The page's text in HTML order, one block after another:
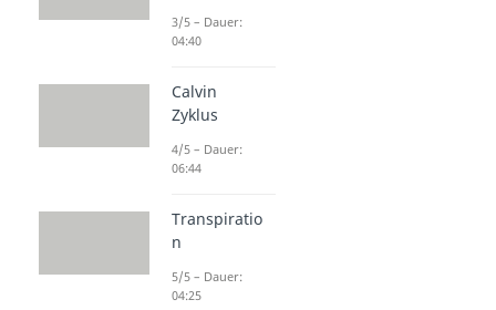
3/5 – Dauer:
04:40
Calvin
Zyklus
4/5 – Dauer:
06:44
Transpiratio
n
5/5 – Dauer:
04:25